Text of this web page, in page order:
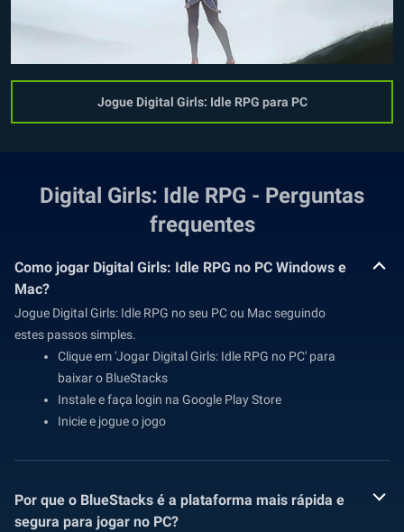
Jogue Digital Girls: Idle RPG para PC
Digital Girls: Idle RPG - Perguntas
frequentes
Como jogar Digital Girls: Idle RPG no PC Windows e
Mac?
Jogue Digital Girls: Idle RPG no seu PC ou Mac seguindo
estes passos simples.
Clique em 'Jogar Digital Girls: Idle RPG no PC' para
baixar o BlueStacks
Instale e faça login na Google Play Store
Inicie e jogue o jogo
Por que o BlueStacks é a plataforma mais rápida e
segura para jogar no PC?